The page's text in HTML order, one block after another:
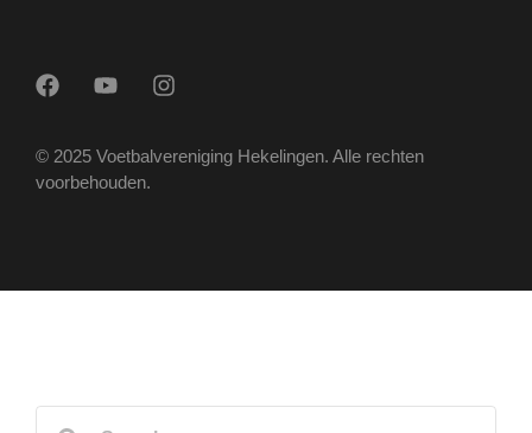
© 2025 Voetbalvereniging Hekelingen. Alle rechten
voorbehouden.